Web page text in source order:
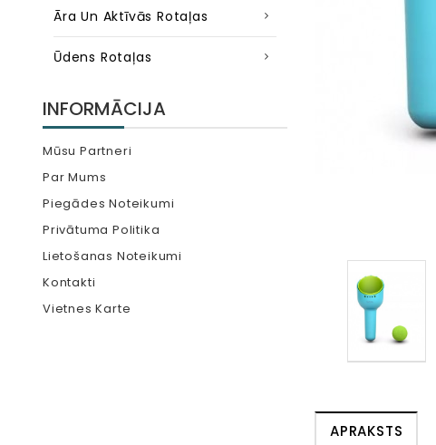
Āra Un Aktīvās Rotaļas
Ūdens Rotaļas
INFORMĀCIJA
Mūsu Partneri
Par Mums
Piegādes Noteikumi
Privātuma Politika
Lietošanas Noteikumi
Kontakti
Vietnes Karte
APRAKSTS